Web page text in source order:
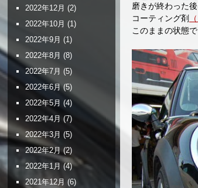
磨きが終わった
コーティング剤
このままの状態
2022年12月 (2)
2022年10月 (1)
2022年9月 (1)
2022年8月 (8)
2022年7月 (5)
2022年6月(5)
2022年5月 (4)
2022年4月 (7)
2022年3月 (5)
2022年2月(2)
2022年1月 (4)
2021年12月 (6)